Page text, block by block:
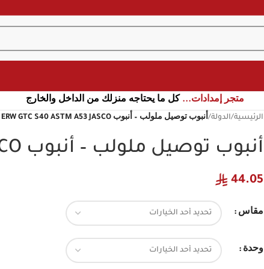
متجر إمدادات... كل ما يحتاجه منزلك من الداخل والخارج
الرئيسية/الدولة/أنبوب توصيل ملولب – أنبوب ERW GTC S40 ASTM A53 JASCO
أنبوب توصيل ملولب – أنبوب ERW GTC S40 ASTM A53 JASCO
44.05
مقاس
وحدة